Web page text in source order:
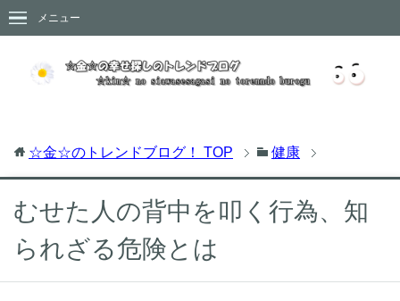
メニュー
☆金☆のトレンドブログ！ TOP 健康
むせた人の背中を叩く行為、知
られざる危険とは